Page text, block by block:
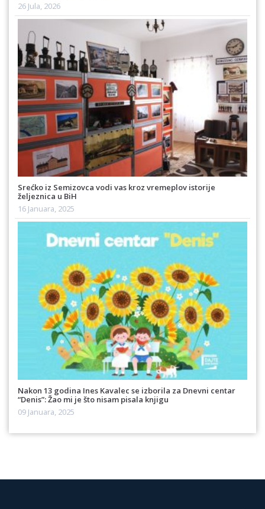
26 Jula, 2026
Srećko iz Semizovca vodi vas kroz vremeplov istorije
željeznica u BiH
16 Januara, 2025
Nakon 13 godina Ines Kavalec se izborila za Dnevni centar
“Denis”: Žao mi je što nisam pisala knjigu
09 Januara, 2025